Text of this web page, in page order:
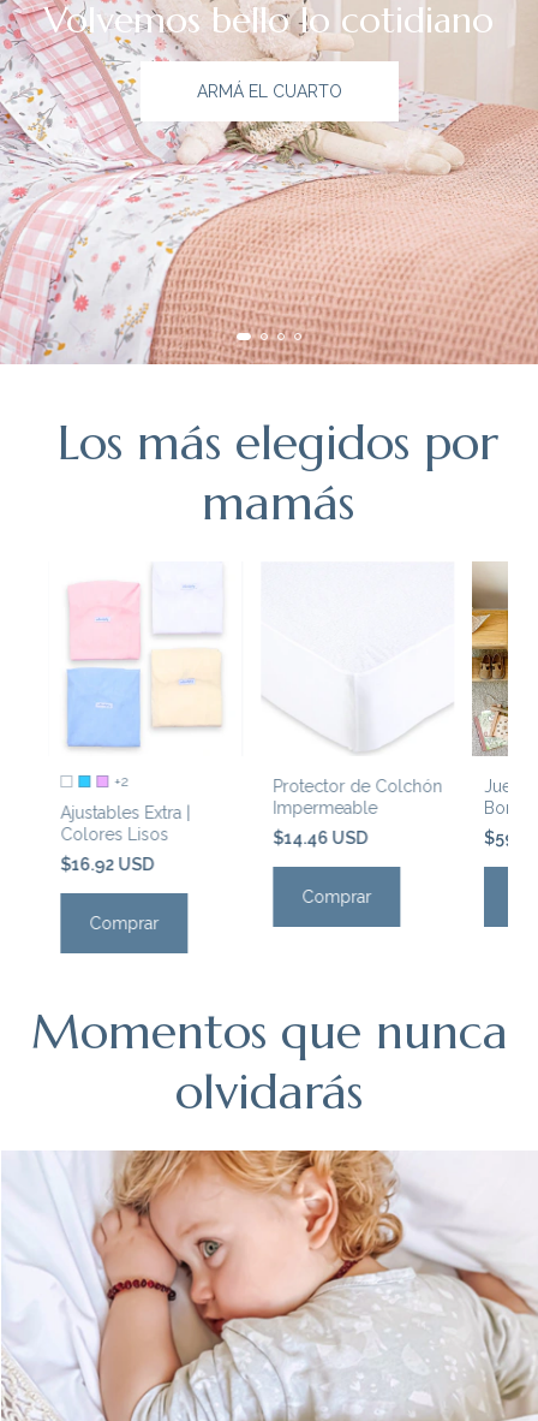
Volvemos bello lo cotidiano
ARMÁ EL CUARTO
Los más elegidos por
mamás
+2
Ajustables Extra |
Colores Lisos
$16.92 USD
Comprar
Protector de Colchón
Impermeable
$14.46 USD
Comprar
Juego
'Cielo'
Momentos que nunca
olvidarás